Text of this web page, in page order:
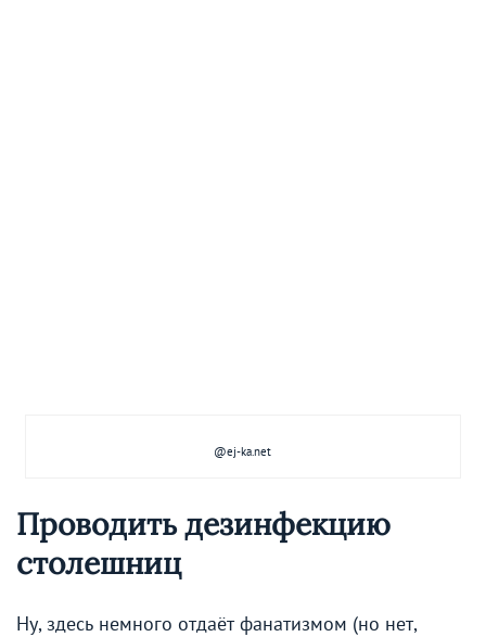
@ej-ka.net
Проводить дезинфекцию
столешниц
Ну, здесь немного отдаёт фанатизмом (но нет,